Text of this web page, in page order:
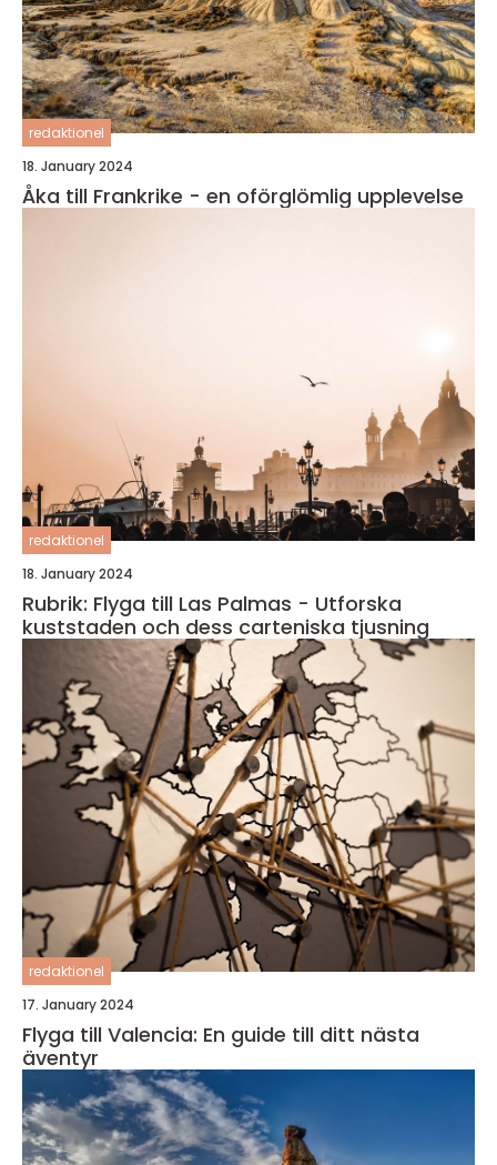
redaktionel
18. January 2024
Åka till Frankrike - en oförglömlig upplevelse
redaktionel
18. January 2024
Rubrik: Flyga till Las Palmas - Utforska
kuststaden och dess carteniska tjusning
redaktionel
17. January 2024
Flyga till Valencia: En guide till ditt nästa
äventyr